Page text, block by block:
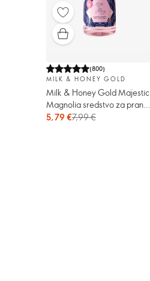
(800)
MILK & HONEY GOLD
Milk & Honey Gold Majestic
Magnolia sredstvo za pranje
ruku i tijela
5,79 €7,99 €